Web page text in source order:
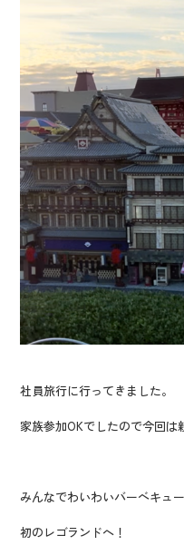
社員旅行に行ってきました。
家族参加OKでしたので今回は
みんなでわいわいバーベキュ
初のレゴランドへ！